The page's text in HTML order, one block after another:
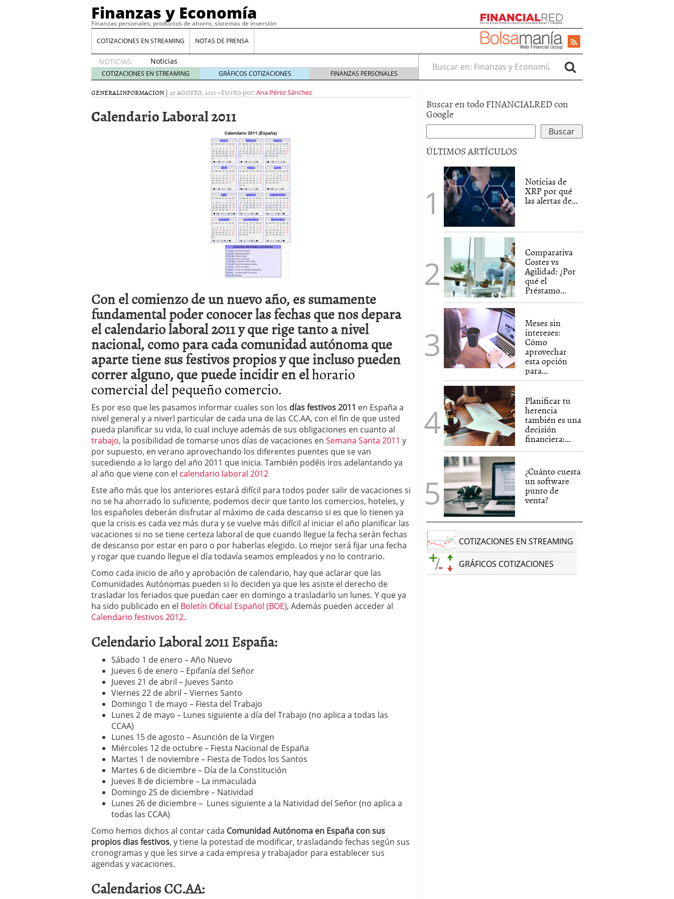
Finanzas y Economía
Finanzas personales, productos de ahorro, sistemas de inversión
COTIZACIONES EN STREAMING NOTAS DE PRENSA
NOTICIAS:
Noticias
de XRP
por qué
las
de
whales
Comparativa Costes vs Agilidad: ¿Por qué el Préstamo Promotor privado
acelera la rentabilidad? 12 de diciembre de 2025
Meses sin intereses: Cómo aprovechar esta opción para gestionar tus
24 de noviembre de 2025
Planificar tu herencia también es una decisión financiera: cómo anticiparte
21 de noviembre de 2025
¿Cuánto cuesta un software punto de venta?
COTIZACIONES EN STREAMING GRÁFICOS COTIZACIONES FINANZAS PERSONALES
Buscar en:
GENERALINFORMACION | 25 AGOSTO, 2011 - Escrito por:Ana Pérez Sánchez
Calendario Laboral 2011
Con el comienzo de un nuevo año, es sumamente
fundamental poder conocer las fechas que nos depara
elcalendario laboral 2011 y que rige tanto a nivel
nacional, como para cada comunidad autónoma que
aparte tiene sus festivos propios y que incluso pueden
correr alguno, que puede incidir en elhorario
comercial del pequeño comercio.
Es por eso que les pasamos informar cuales son los días festivos 2011 en España a
nivel general y a niverl particular de cada una de las CC.AA, con el fin de que usted
pueda planificar su vida, lo cual incluye además de sus obligaciones en cuanto al
trabajo, la posibilidad de tomarse unos días de vacaciones en Semana Santa 2011 y
por supuesto, en verano aprovechando los diferentes puentes que se van
sucediendo a lo largo del año 2011 que inicia. También podéis iros adelantando ya
al año que viene con el calendario laboral 2012
Este año más que los anteriores estará difícil para todos poder salir de vacaciones si
no se ha ahorrado lo suficiente, podemos decir que tanto los comercios, hoteles, y
los españoles deberán disfrutar al máximo de cada descanso si es que lo tienen ya
que la crisis es cada vez más dura y se vuelve más difícil al iniciar el año planificar las
vacaciones si no se tiene certeza laboral de que cuando llegue la fecha serán fechas
de descanso por estar en paro o por haberlas elegido. Lo mejor será fijar una fecha
y rogar que cuando llegue el día todavía seamos empleados y no lo contrario.
Como cada inicio de año y aprobación de calendario, hay que aclarar que las
Comunidades Autónomas pueden si lo deciden ya que les asiste el derecho de
trasladar los feriados que puedan caer en domingo a trasladarlo un lunes. Y que ya
ha sido publicado en el Boletín Oficial Español (BOE), Además pueden acceder al
Calendario festivos 2012.
Celendario Laboral 2011 España:
Sábado 1 de enero – Año Nuevo
Jueves 6 de enero – Epifanía del Señor
Jueves 21 de abril – Jueves Santo
Viernes 22 de abril – Viernes Santo
Domingo 1 de mayo – Fiesta del Trabajo
Lunes 2 de mayo – Lunes siguiente a día del Trabajo (no aplica a todas las
CCAA)
Lunes 15 de agosto – Asunción de la Virgen
Miércoles 12 de octubre – Fiesta Nacional de España
Martes 1 de noviembre – Fiesta de Todos los Santos
Martes 6 de diciembre – Día de la Constitución
Jueves 8 de diciembre – La inmaculada
Domingo 25 de diciembre – Natividad
Lunes 26 de diciembre – Lunes siguiente a la Natividad del Señor (no aplica a
todas las CCAA)
Como hemos dichos al contar cada Comunidad Autónoma en España con sus
propios dias festivos, y tiene la potestad de modificar, trasladando fechas según sus
cronogramas y que les sirve a cada empresa y trabajador para establecer sus
agendas y vacaciones.
Calendarios CC.AA:
Buscar en todo FINANCIALRED con
Google
ÚLTIMOS ARTÍCULOS
Noticias de
XRP por qué
las alertas de...
Comparativa
Costes vs
Agilidad: ¿Por
qué el
Préstamo...
Meses sin
intereses:
Cómo
aprovechar
esta opción
para...
Planificar tu
herencia
también es una
decisión
financiera:...
¿Cuánto cuesta
un software
punto de
venta?
COTIZACIONES EN STREAMING
GRÁFICOS COTIZACIONES